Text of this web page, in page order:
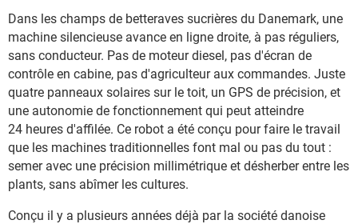
Dans les champs de betteraves sucrières du Danemark, une
machine silencieuse avance en ligne droite, à pas réguliers,
sans conducteur. Pas de moteur diesel, pas d'écran de
contrôle en cabine, pas d'agriculteur aux commandes. Juste
quatre panneaux solaires sur le toit, un GPS de précision, et
une autonomie de fonctionnement qui peut atteindre
24 heures d'affilée. Ce robot a été conçu pour faire le travail
que les machines traditionnelles font mal ou pas du tout :
semer avec une précision millimétrique et désherber entre les
plants, sans abîmer les cultures.
Conçu il y a plusieurs années déjà par la société danoise